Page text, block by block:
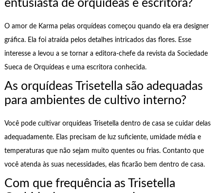
entusiasta de orquídeas e escritora?
O amor de Karma pelas orquídeas começou quando ela era designer
gráfica. Ela foi atraída pelos detalhes intricados das flores. Esse
interesse a levou a se tornar a editora-chefe da revista da Sociedade
Sueca de Orquídeas e uma escritora conhecida.
As orquídeas Trisetella são adequadas
para ambientes de cultivo interno?
Você pode cultivar orquídeas Trisetella dentro de casa se cuidar delas
adequadamente. Elas precisam de luz suficiente, umidade média e
temperaturas que não sejam muito quentes ou frias. Contanto que
você atenda às suas necessidades, elas ficarão bem dentro de casa.
Com que frequência as Trisetella